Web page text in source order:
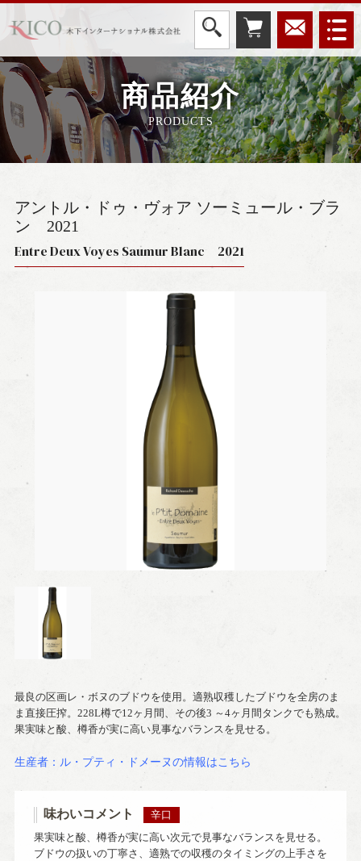
商品紹介
PRODUCTS
アントル・ドゥ・ヴォア ソーミュール・ブラ
ン 2021
Entre Deux Voyes Saumur Blanc 2021
最良の区画レ・ボヌのブドウを使用。適熟収穫したブドウを全房のま
ま直接圧搾。228L樽で12ヶ月間、その後3 ～4ヶ月間タンクでも熟成。
果実味と酸、樽香が実に高い見事なバランスを見せる。
生産者：ル・プティ・ドメーヌの情報はこちら
味わいコメント
辛口
果実味と酸、樽香が実に高い次元で見事なバランスを見せる。
ブドウの扱いの丁寧さ、適熟での収穫のタイミングの上手さを